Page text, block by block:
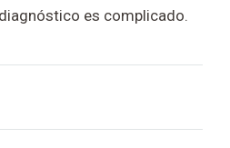
es complicado.